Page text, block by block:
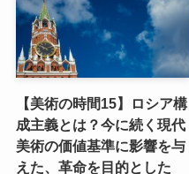
【美術の時間15】ロシア構
成主義とは？今に続く現代
美術の価値基準に影響を与
えた、革命を目的とした